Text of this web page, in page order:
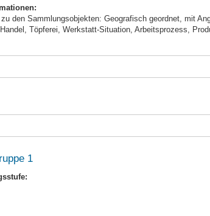
zu den Sammlungsobjekten: Geografisch geordnet, mit
Töpferei, Werkstatt-Situation, Arbeitsprozess,
1